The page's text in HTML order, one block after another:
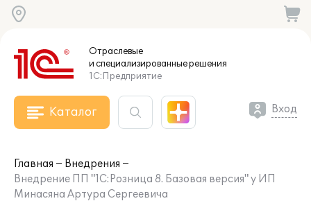
Отраслевые
и специализированныерешения
1С:Предприятие
Каталог Вход
Главная
Внедрения
Внедрение ПП "1С:Розница 8. Базовая версия" у ИП
Минасяна Артура Сергеевича